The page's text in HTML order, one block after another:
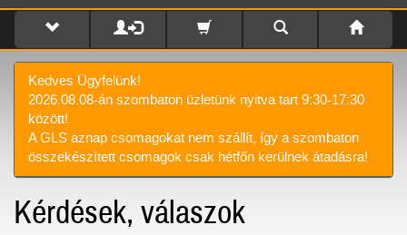
Kedves Ügyfelünk!
2026.08.08-án szombaton üzletünk nyitva tart 9:30-17:30
között!
A GLS aznap csomagokat nem szállít, így a szombaton
összekészített csomagok csak hétfőn kerülnek átadásra!
Kérdések, válaszok